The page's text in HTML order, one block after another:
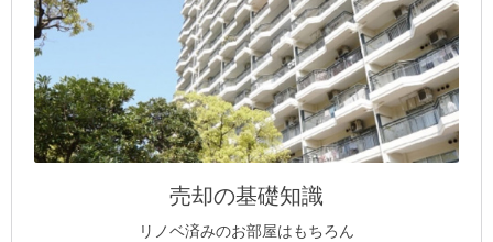
売却の基礎知識
リノベ済みのお部屋はもちろん